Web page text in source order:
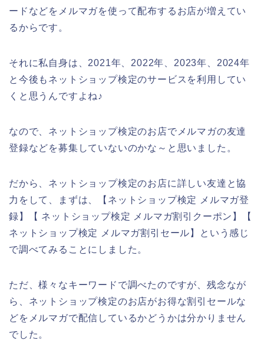
ードなどをメルマガを使って配布するお店が増えてい
るからです。
それに私自身は、2021年、2022年、2023年、2024年
と今後もネットショップ検定のサービスを利用してい
くと思うんですよね♪
なので、ネットショップ検定のお店でメルマガの友達
登録などを募集していないのかな～と思いました。
だから、ネットショップ検定のお店に詳しい友達と協
力をして、まずは、【ネットショップ検定 メルマガ登
録】【 ネットショップ検定 メルマガ割引クーポン】【
ネットショップ検定 メルマガ割引セール】という感じ
で調べてみることにしました。
ただ、様々なキーワードで調べたのですが、残念なが
ら、ネットショップ検定のお店がお得な割引セールな
どをメルマガで配信しているかどうかは分かりません
でした。